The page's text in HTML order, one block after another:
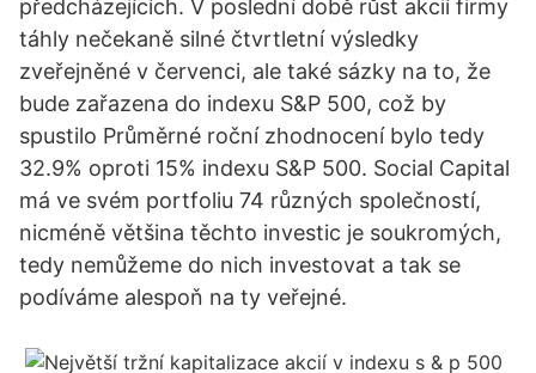
předcházejících. V poslední době růst akcií firmy
táhly nečekaně silné čtvrtletní výsledky
zveřejněné v červenci, ale také sázky na to, že
bude zařazena do indexu S&P 500, což by
spustilo Průměrné roční zhodnocení bylo tedy
32.9% oproti 15% indexu S&P 500. Social Capital
má ve svém portfoliu 74 různých společností,
nicméně většina těchto investic je soukromých,
tedy nemůžeme do nich investovat a tak se
podíváme alespoň na ty veřejné.